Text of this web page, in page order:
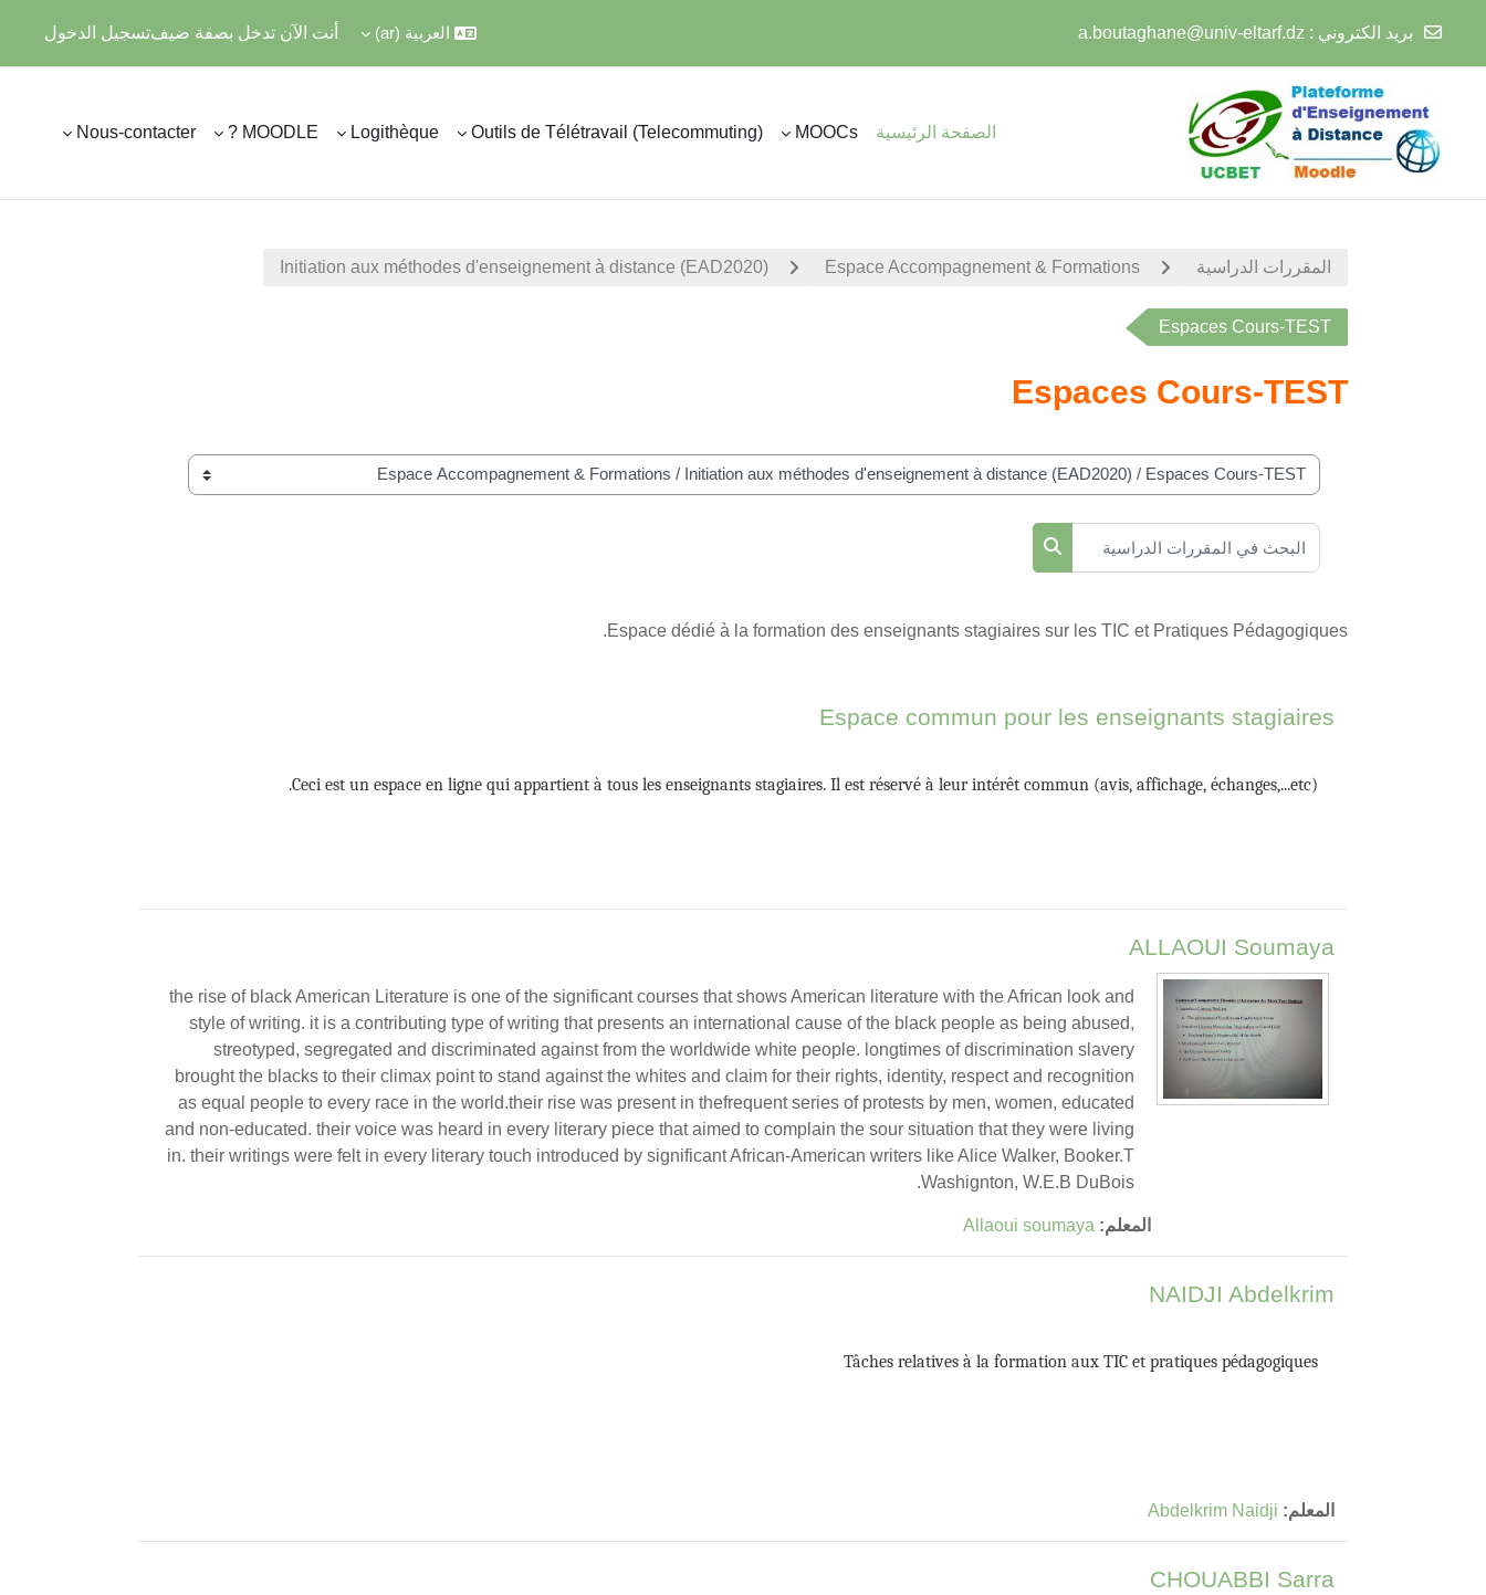
بريد الكتروني : a.boutaghane@univ-eltarf.dz العربية ‎(ar)‎ أنت الآن تدخل بصفة ضيفتسجيل الدخول
الصفحة الرئيسية MOOCs
Outils de Télétravail (Telecommuting)
Logithèque
MOODLE ?
Nous-contacter
المقررات الدراسية Espace Accompagnement & Formations
Initiation aux méthodes d'enseignement à distance (EAD2020)
Espaces Cours-TEST
Espaces Cours-TEST
تصنيفات المقررات
البحث في المقررات الدراسية
البحث في المقررات الدراسية
Espace dédié à la formation des enseignants stagiaires sur les TIC et Pratiques Pédagogiques.
Espace commun pour les enseignants stagiaires
Ceci est un espace en ligne qui appartient à tous les enseignants stagiaires. Il est réservé à leur intérêt commun (avis, affichage, échanges,...etc).
ALLAOUI Soumaya
the rise of black American Literature is one of the significant courses that shows American literature with the African look and
style of writing. it is a contributing type of writing that presents an international cause of the black people as being abused,
streotyped, segregated and discriminated against from the worldwide white people. longtimes of discrimination slavery
brought the blacks to their climax point to stand against the whites and claim for their rights, identity, respect and recognition
as equal people to every race in the world.their rise was present in thefrequent series of protests by men, women, educated
and non-educated. their voice was heard in every literary piece that aimed to complain the sour situation that they were living
in. their writings were felt in every literary touch introduced by significant African-American writers like Alice Walker, Booker.T
Washignton, W.E.B DuBois.
المعلم: Allaoui soumaya
NAIDJI Abdelkrim
Tâches relatives à la formation aux TIC et pratiques pédagogiques
المعلم: Abdelkrim Naidji
CHOUABBI Sarra